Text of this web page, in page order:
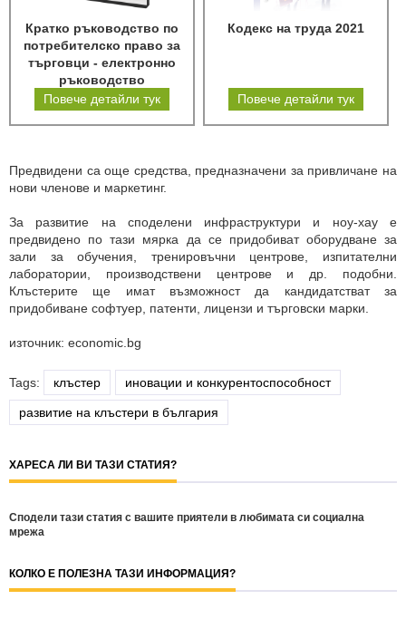
Кратко ръководство по
потребителско право за
търговци - електронно
ръководство
Повече детайли тук
Кодекс на труда 2021
Повече детайли тук
Предвидени са още средства, предназначени за привличане на
нови членове и маркетинг.
За развитие на споделени инфраструктури и ноу-хау е
предвидено по тази мярка да се придобиват оборудване за
зали за обучения, тренировъчни центрове, изпитателни
лаборатории, производствени центрове и др. подобни.
Клъстерите ще имат възможност да кандидатстват за
придобиване софтуер, патенти, лицензи и търговски марки.
източник: economic.bg
Tags: клъстер иновации и конкурентоспособност
развитие на клъстери в българия
ХАРЕСА ЛИ ВИ ТАЗИ СТАТИЯ?
Сподели тази статия с вашите приятели в любимата си социална
мрежа
КОЛКО Е ПОЛЕЗНА ТАЗИ ИНФОРМАЦИЯ?